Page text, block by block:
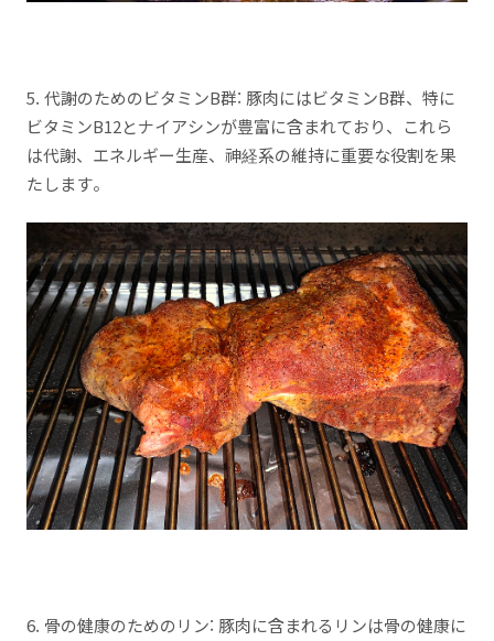
5. 代謝のためのビタミンB群: 豚肉にはビタミンB群、特に
ビタミンB12とナイアシンが豊富に含まれており、これら
は代謝、エネルギー生産、神経系の維持に重要な役割を果
たします。
6. 骨の健康のためのリン: 豚肉に含まれるリンは骨の健康に